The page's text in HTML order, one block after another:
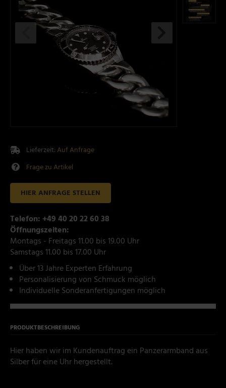
Lieferzeit:Auf Anfrage
Frage zu Artikel
HIER ANFRAGE STELLEN
Telefon: +49 40 20 22 60 38
Öffnungszeiten:
Montags - Freitags 11.00 bis 19.00 Uhr
Samstags 11.00 bis 17.00 Uhr
Über 13 Jahre Experten Erfahrung
Personalisierung von Schmuck möglich
Individuelle Sonderanfertigungen möglich
PRODUKTBESCHREIBUNG
Hier haben wir im Kundenauftrag ein Panzerarmband aus
Silber für eine Uhr hergestellt.